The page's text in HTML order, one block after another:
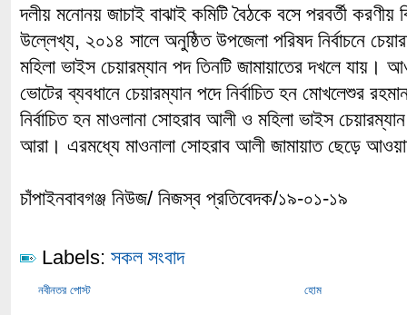
দলীয় মনোনয় জাচাই বাঝাই কমিটি বৈঠকে বসে পরবর্তী করণীয়
উল্লেখ্য, ২০১৪ সালে অনুষ্ঠিত উপজেলা পরিষদ নির্বাচনে
মহিলা ভাইস চেয়ারম্যান পদ তিনটি জামায়াতের দখলে যায়।
ভোটের ব্যবধানে চেয়ারম্যান পদে নির্বাচিত হন মোখলেশুর
নির্বাচিত হন মাওলানা সোহরাব আলী ও মহিলা ভাইস
আরা। এরমধ্যে মাওনালা সোহরাব আলী জামায়াত ছেড়ে
চাঁপাইনবাবগঞ্জ নিউজ/ নিজস্ব প্রতিবেদক/১৯-০১-১৯
Labels: সকল সংবাদ
নবীনতর পোস্ট হোম